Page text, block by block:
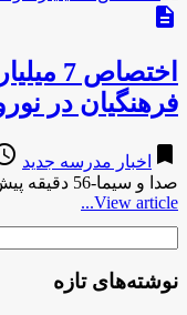
description
فرهنگیان در
bookmark اخبار مدرسه جدید
صدا و سیما-56 دقیقه پیش فانتزی ماشین های جدید
View article...
نوشته‌های تازه